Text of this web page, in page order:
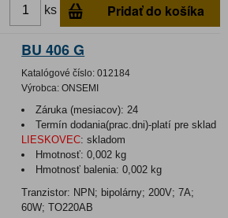
ks Pridať do košíka
BU 406 G
Katalógové číslo: 012184
Výrobca: ONSEMI
Záruka (mesiacov): 24
Termín dodania(prac.dni)-platí pre sklad
LIESKOVEC: skladom
Hmotnosť:0,002 kg
Hmotnosť balenia:0,002 kg
Tranzistor: NPN; bipolárny; 200V; 7A;
60W; TO220AB